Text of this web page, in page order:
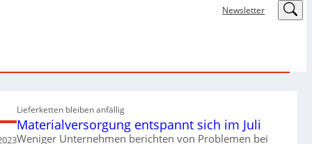
Newsletter LinkedIn
Lieferketten bleiben anfällig
Materialversorgung entspannt sich im Juli
Weniger Unternehmen berichten von Problemen bei